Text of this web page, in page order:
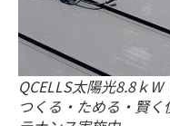
QCELLS太陽光8.8ｋ
つくる・ためる・賢